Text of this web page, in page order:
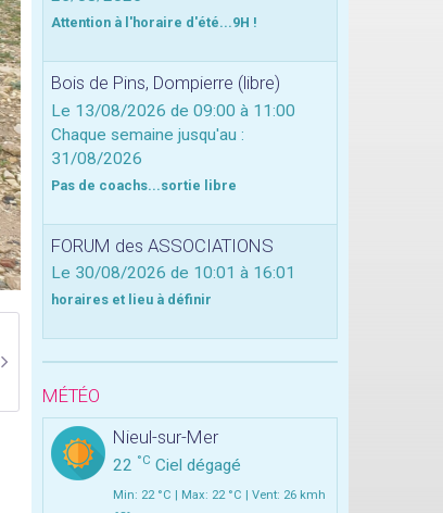
Attention à l'horaire d'été...9H !
Bois de Pins, Dompierre (libre)
Le 13/08/2026 de 09:00 à 11:00
Chaque semaine jusqu'au :
31/08/2026
Pas de coachs...sortie libre
FORUM des ASSOCIATIONS
Le 30/08/2026 de 10:01 à 16:01
horaires et lieu à définir
MÉTÉO
Nieul-sur-Mer
22 °C Ciel dégagé
Min: 22 °C | Max: 22 °C | Vent: 26 kmh